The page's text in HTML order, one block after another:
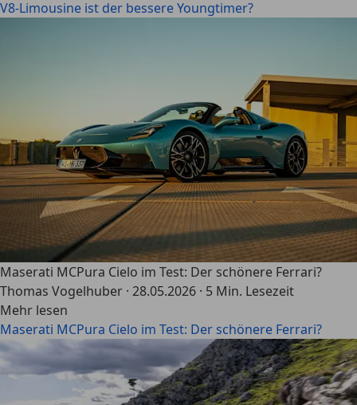
V8-Limousine ist der bessere Youngtimer?
Maserati MCPura Cielo im Test: Der schönere Ferrari?
Thomas Vogelhuber · 28.05.2026 · 5 Min. Lesezeit
Mehr lesen
Maserati MCPura Cielo im Test: Der schönere Ferrari?